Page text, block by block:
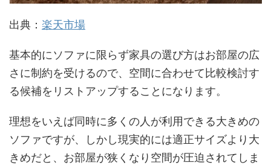
出典： 楽天市場
基本的にソファに限らず家具の選び方はお部屋の広
さに制約を受けるので、空間に合わせて比較検討す
る候補をリストアップすることになります。
理想をいえば同時に多くの人が利用できる大きめの
ソファですが、しかし現実的には適正サイズより大
きめだと、お部屋が狭くなり空間が圧迫されてしま